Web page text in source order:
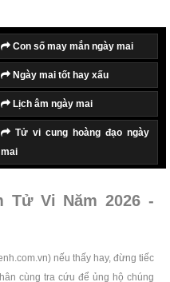
Con số may mắn ngày mai
Ngày mai tốt hay xấu
Lịch âm ngày mai
Tử vi cung hoàng đạo ngày
mai
Tử Vi Năm 2026 -
nếu thấy hay, đừng tiếc
cùng tra cứu để ủng hộ chúng